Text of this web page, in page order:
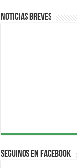
Noticias breves
Seguinos en Facebook